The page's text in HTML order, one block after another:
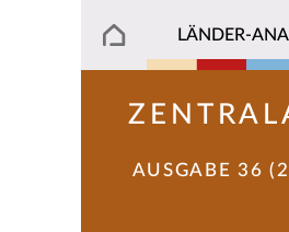
LÄNDER-
AUSGABE 36